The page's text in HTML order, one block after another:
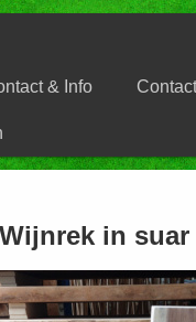
& Info
Wijnrek in